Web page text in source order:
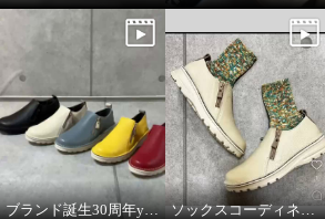
ブランド誕生30周年year JSハートレーベルの説明動画 ソックスコーディネートのイメージです。